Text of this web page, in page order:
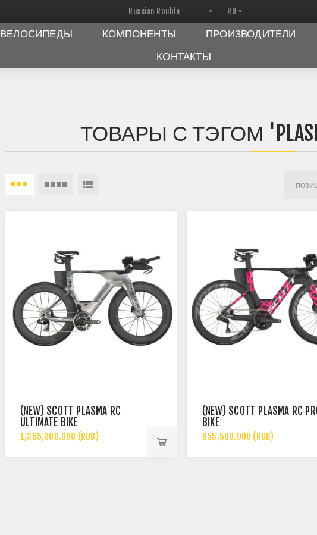
ВЕЛОСИПЕДЫ КОМПОНЕНТЫ
ПРОИЗВОДИТЕЛИ
КОНТАКТЫ
ТОВАРЫ С ТЭГОМ
(NEW) SCOTT PLASMA RC
ULTIMATE BIKE
1,365,000.000 (RUB)
(NEW) SCOTT PLASMA RC
BIKE
955,500.000 (RUB)